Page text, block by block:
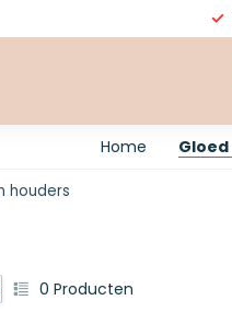
Home Gloed
houders
0 Producten